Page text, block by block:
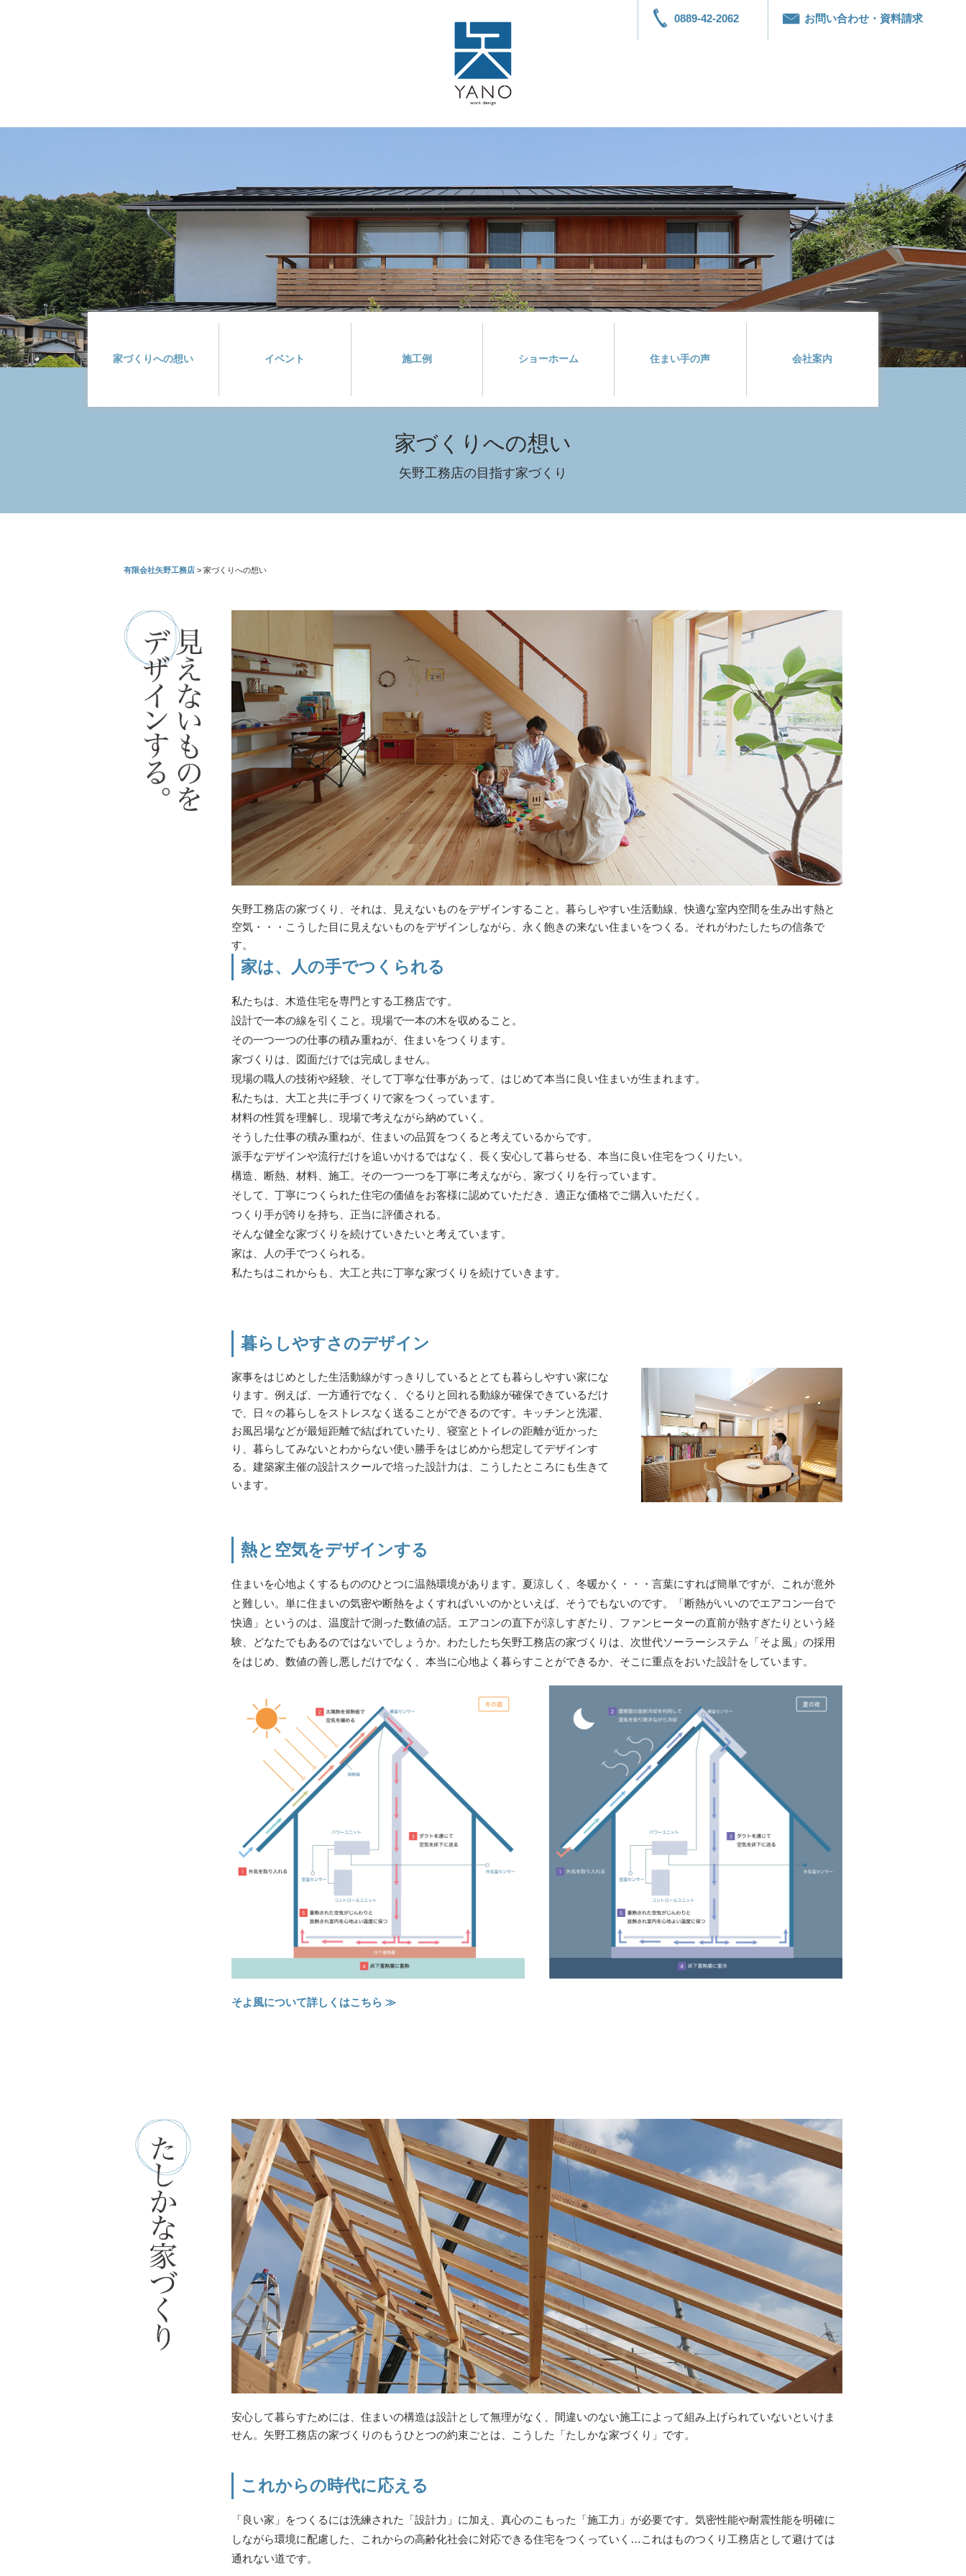
0889-42-2062 お問い合わせ・資料請求
家づくりへの想い イベント 施工例 ショーホーム 住まい手の声 会社案内
家づくりへの想い
矢野工務店の目指す家づくり
有限会社矢野工務店 > 家づくりへの想い
矢野工務店の家づくり、それは、見えないものをデザインすること。暮らしやすい生活動線、快適な室内空間を生み出す熱と
空気・・・こうした目に見えないものをデザインしながら、永く飽きの来ない住まいをつくる。それがわたしたちの信条で
す。
家は、人の手でつくられる
私たちは、木造住宅を専門とする工務店です。
設計で一本の線を引くこと。現場で一本の木を収めること。
その一つ一つの仕事の積み重ねが、住まいをつくります。
家づくりは、図面だけでは完成しません。
現場の職人の技術や経験、そして丁寧な仕事があって、はじめて本当に良い住まいが生まれます。
私たちは、大工と共に手づくりで家をつくっています。
材料の性質を理解し、現場で考えながら納めていく。
そうした仕事の積み重ねが、住まいの品質をつくると考えているからです。
派手なデザインや流行だけを追いかけるではなく、長く安心して暮らせる、本当に良い住宅をつくりたい。
構造、断熱、材料、施工。その一つ一つを丁寧に考えながら、家づくりを行っています。
そして、丁寧につくられた住宅の価値をお客様に認めていただき、適正な価格でご購入いただく。
つくり手が誇りを持ち、正当に評価される。
そんな健全な家づくりを続けていきたいと考えています。
家は、人の手でつくられる。
私たちはこれからも、大工と共に丁寧な家づくりを続けていきます。
暮らしやすさのデザイン
家事をはじめとした生活動線がすっきりしているととても暮らしやすい家にな
ります。例えば、一方通行でなく、ぐるりと回れる動線が確保できているだけ
で、日々の暮らしをストレスなく送ることができるのです。キッチンと洗濯、
お風呂場などが最短距離で結ばれていたり、寝室とトイレの距離が近かった
り、暮らしてみないとわからない使い勝手をはじめから想定してデザインす
る。建築家主催の設計スクールで培った設計力は、こうしたところにも生きて
います。
熱と空気をデザインする
住まいを心地よくするもののひとつに温熱環境があります。夏涼しく、冬暖かく・・・言葉にすれば簡単ですが、これが意外
と難しい。単に住まいの気密や断熱をよくすればいいのかといえば、そうでもないのです。「断熱がいいのでエアコン一台で
快適」というのは、温度計で測った数値の話。エアコンの直下が涼しすぎたり、ファンヒーターの直前が熱すぎたりという経
験、どなたでもあるのではないでしょうか。わたしたち矢野工務店の家づくりは、次世代ソーラーシステム「そよ風」の採用
をはじめ、数値の善し悪しだけでなく、本当に心地よく暮らすことができるか、そこに重点をおいた設計をしています。
そよ風について詳しくはこちら ≫
安心して暮らすためには、住まいの構造は設計として無理がなく、間違いのない施工によって組み上げられていないといけま
せん。矢野工務店の家づくりのもうひとつの約束ごとは、こうした「たしかな家づくり」です。
これからの時代に応える
「良い家」をつくるには洗練された「設計力」に加え、真心のこもった「施工力」が必要です。気密性能や耐震性能を明確に
しながら環境に配慮した、これからの高齢化社会に対応できる住宅をつくっていく…これはものつくり工務店として避けては
通れない道です。